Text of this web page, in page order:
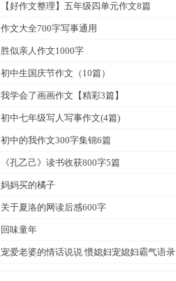
【好作文整理】五年级四单元作文8篇
作文大全700字写事通用
胜似亲人作文1000字
初中生国庆节作文（10篇）
我学会了画画作文【精彩3篇】
初中七年级写人写事作文(4篇)
初中的我作文300字集锦6篇
《孔乙己》读书收获800字5篇
妈妈买的橘子
关于夏洛的网读后感600字
回味童年
宠爱老婆的情话说说 惯媳妇宠媳妇霸气语录